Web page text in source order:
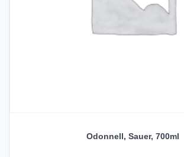
Odonnell, Sauer, 700ml